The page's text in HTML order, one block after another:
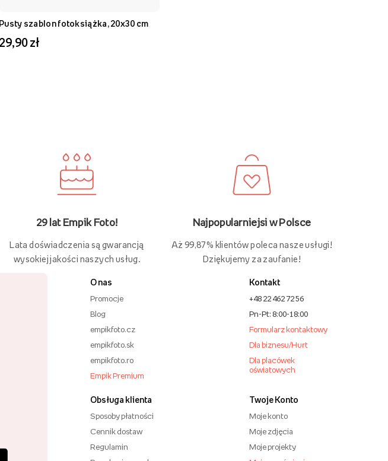
Pusty szablon fotoksiążka, 20x30 cm
29,90 zł
29 lat Empik Foto!
Lata doświadczenia są gwarancją
wysokiej jakości naszych usług.
Najpopularniejsi w Polsce
Aż 99,87% klientów poleca nasze usługi!
Dziękujemy za zaufanie!
O nas
Promocje
Blog
empikfoto.cz
empikfoto.sk
empikfoto.ro
Empik Premium
Obsługa klienta
Sposoby płatności
Cennik dostaw
Regulamin
Kontakt
+48 22 462 72 56
Pn-Pt: 8:00-18:00
Formularz kontaktowy
Dla biznesu/Hurt
Dla placówek
oświatowych
Twoje Konto
Moje konto
Moje zdjęcia
Moje projekty